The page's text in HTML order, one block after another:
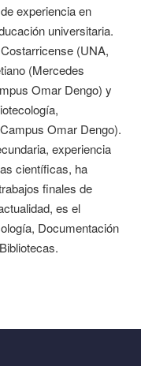
experiencia en
universitaria.
(UNA,
(Mercedes
Omar Dengo) y
Omar Dengo).
experiencia
científicas, ha
finales de
es el
Documentación